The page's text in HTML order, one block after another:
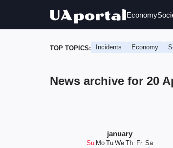
Economy
TOP TOPICS: Incidents Economy
News archive for 20
january
Su Mo Tu We Th Fr Sa